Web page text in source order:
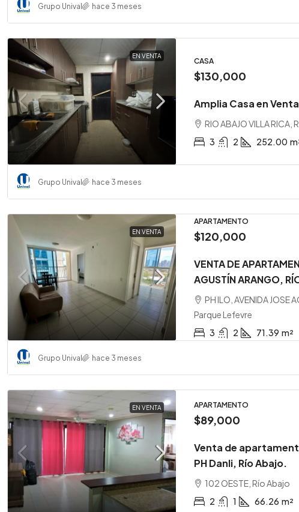
Grupo Unival hace 3 meses
EN VENTA
CASA
$130,000
Amplia Casa en
RIO ABAJO VILLA RICA,
3
2 252.00
Grupo Unival hace 3 meses
EN VENTA
APARTAMENTO
$120,000
VENTA DE
AGUSTÍN ARANGO,
PH ILO, AVENIDA JOSE
Parque Lefevre
3
2 71.39 m²
Grupo Unival hace 3 meses
EN VENTA APARTAMENTO
$89,000
Venta de
PH Danli, Río Abajo.
102 OESTE, Río Abajo
2
1 66.26 m²